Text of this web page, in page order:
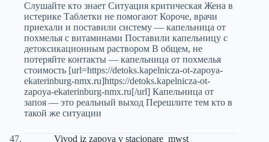
Слушайте кто знает Ситуация критическая Жена в
истерике Таблетки не помогают Короче, врачи
приехали и поставили систему — капельница от
похмелья с витаминами Поставили капельницу с
детоксикационным раствором В общем, не
потеряйте контакты — капельница от похмелья
стоимость [url=https://detoks.kapelnicza-ot-zapoya-
ekaterinburg-nmx.ru]https://detoks.kapelnicza-ot-
zapoya-ekaterinburg-nmx.ru[/url] Капельница от
запоя — это реальный выход Перешлите тем кто в
такой же ситуации
Vivod iz zapoya v stacionare_mwst